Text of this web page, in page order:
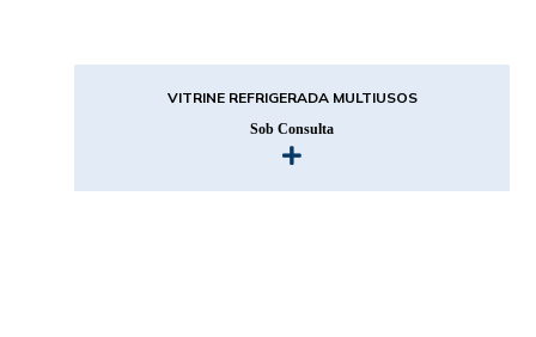
VITRINE REFRIGERADA MULTIUSOS
Sob Consulta